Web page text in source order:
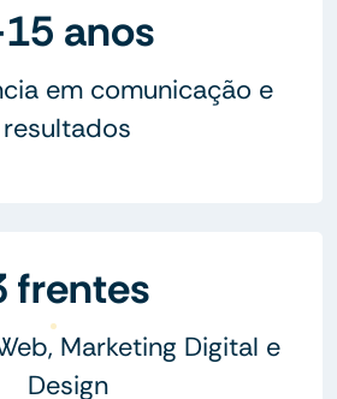
anos
em comunicação e
resultados
frentes
Marketing Digital e
Design